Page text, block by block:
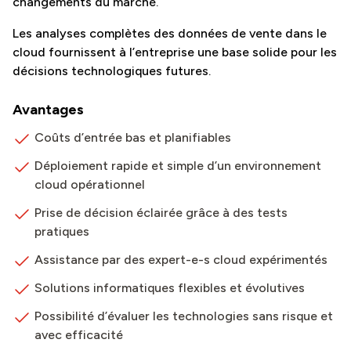
Les analyses complètes des données de vente dans le
cloud fournissent à l’entreprise une base solide pour les
décisions technologiques futures.
Avantages
Coûts d’entrée bas et planifiables
Déploiement rapide et simple d’un environnement
cloud opérationnel
Prise de décision éclairée grâce à des tests
pratiques
Assistance par des expert-e-s cloud expérimentés
Solutions informatiques flexibles et évolutives
Possibilité d’évaluer les technologies sans risque et
avec efficacité